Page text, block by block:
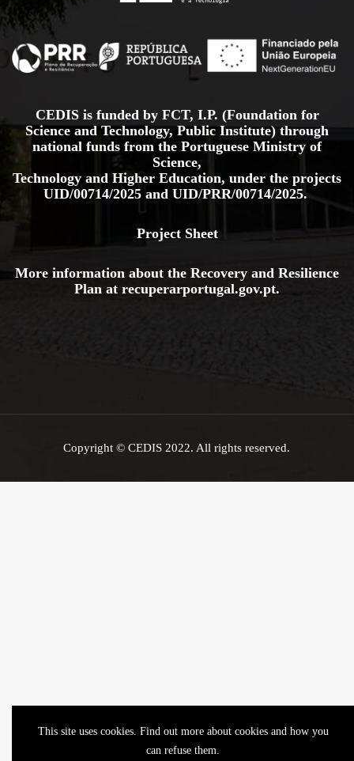
CEDIS is funded by FCT, I.P. (Foundation for
Science and Technology, Public Institute) through
national funds from the Portuguese Ministry of
Science,
Technology and Higher Education, under the projects
UID/00714/2025 and UID/PRR/00714/2025.
Project Sheet
More information about the Recovery and Resilience
Plan at recuperarportugal.gov.pt.
Copyright © CEDIS 2022. All rights reserved.
This site uses cookies. Find out more about cookies and how you
can refuse them.